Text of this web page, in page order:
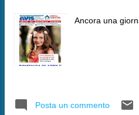
Ancora una
Posta un commento